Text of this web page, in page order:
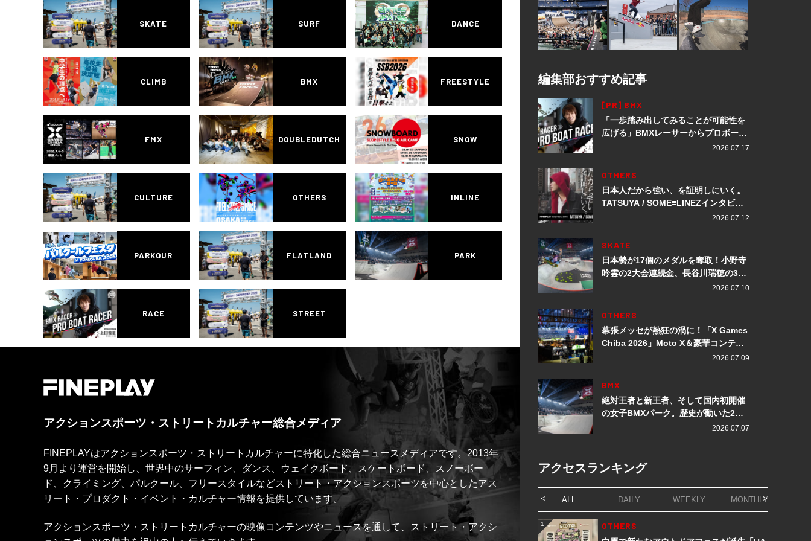
SKATE SURF DANCE
CLIMB BMX FREESTYLE
FMX DOUBLEDUTCH SNOW
CULTURE OTHERS INLINE
PARKOUR FLATLAND PARK
RACE STREET
アクションスポーツ・ストリートカルチャー総合メディア
FINEPLAYはアクションスポーツ・ストリートカルチャーに特化した総合ニュースメディアです。2013年
9月より運営を開始し、世界中のサーフィン、ダンス、ウェイクボード、スケートボード、スノーボー
ド、クライミング、パルクール、フリースタイルなどストリート・アクションスポーツを中心としたアス
リート・プロダクト・イベント・カルチャー情報を提供しています。
アクションスポーツ・ストリートカルチャーの映像コンテンツやニュースを通して、ストリート・アクシ
編集部おすすめ記事
[PR] BMX
「一歩踏み出してみることが可能性を
広げる」BMXレーサーからプロボート
レーサーへ転身。上田龍星が体現する
2026.07.17
OTHERS
日本人だから強い、を証明しにいく。
TATSUYA / SOME≡LINEZインタビュ
2026.07.12
SKATE
日本勢が17個のメダルを奪取！小野寺
吟雲の2大会連続金、長谷川瑞穂の3メ
ダル獲得など数々の快挙をプレイバッ
2026.07.10
OTHERS
幕張メッセが熱狂の渦に！「X Games
Chiba 2026」Moto X＆豪華コンテン
2026.07.09
BMX
絶対王者と新王者、そして国内初開催
の女子BMXパーク。歴史が動いた2日
2026.07.07
アクセスランキング
ALL DAILY WEEKLY MONTHLY
1 OTHERS